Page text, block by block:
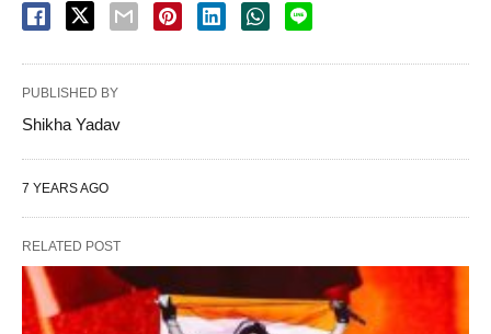
PUBLISHED BY
Shikha Yadav
7 YEARS AGO
RELATED POST